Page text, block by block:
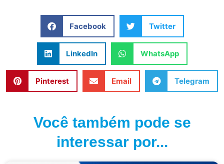
Facebook Twitter
LinkedIn WhatsApp
Pinterest Email Telegram
Você também pode se
interessar por...